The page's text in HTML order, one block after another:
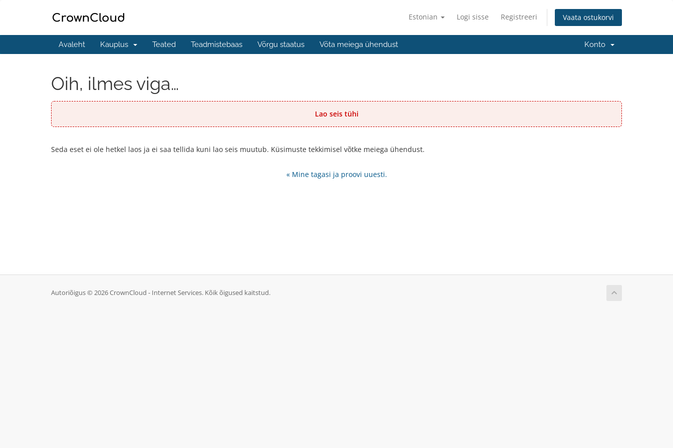
Estonian Logi sisse Registreeri Vaata ostukorvi
Avaleht Kauplus Teated Teadmistebaas Võrgu staatus Võta meiega ühendust Konto
Oih, ilmes viga…
Lao seis tühi
Seda eset ei ole hetkel laos ja ei saa tellida kuni lao seis muutub. Küsimuste tekkimisel võtke meiega ühendust.
« Mine tagasi ja proovi uuesti.
Autoriõigus © 2026 CrownCloud - Internet Services. Kõik õigused kaitstud.